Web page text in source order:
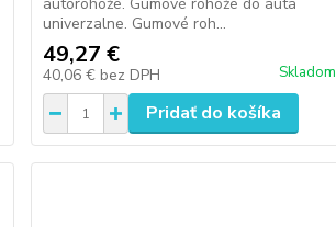
univerzalne. Gumové roh...
49,27 €
40,06 € bez DPH Skladom
Pridať do košíka